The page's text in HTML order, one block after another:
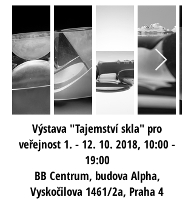
Výstava "Tajemství skla" pro
veřejnost 1. - 12. 10. 2018, 10:00 -
19:00
BB Centrum, budova Alpha,
Vyskočilova 1461/2a, Praha 4